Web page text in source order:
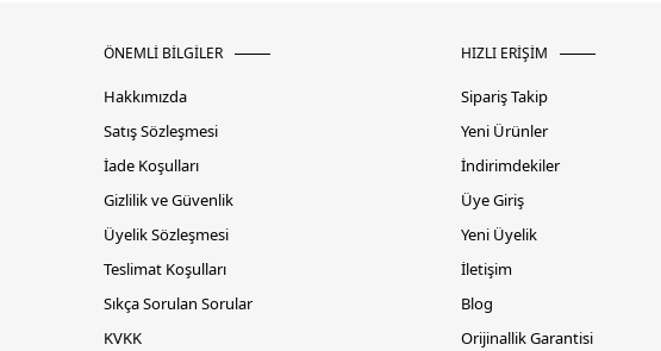
ÖNEMLİ BİLGİLER
Hakkımızda
Satış Sözleşmesi
İade Koşulları
Gizlilik ve Güvenlik
Üyelik Sözleşmesi
Teslimat Koşulları
Sıkça Sorulan Sorular
KVKK
HIZLI ERİŞİM
Sipariş Takip
Yeni Ürünler
İndirimdekiler
Üye Giriş
Yeni Üyelik
İletişim
Blog
Orijinallik Garantisi